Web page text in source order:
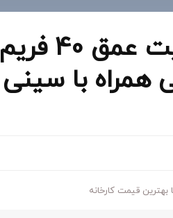
رک دیواری 6 یونیت عمق 40 فریم
همراه با سینی
قیمت کارخانه